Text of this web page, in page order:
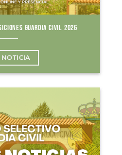
GUARDIA CIVIL 2026
NOTICIA